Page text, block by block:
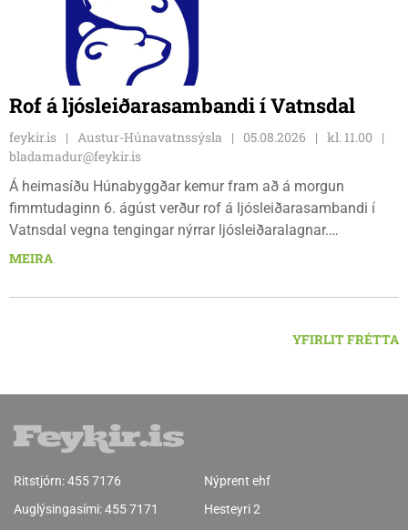
Rof á ljósleiðarasambandi í Vatnsdal
feykir.is Austur-Húnavatnssýsla 05.08.2026
kl. 11.00
bladamadur@feykir.is
Á heimasíðu Húnabyggðar kemur fram að á morgun
fimmtudaginn 6. ágúst verður rof á ljósleiðarasambandi í
Vatnsdal vegna tengingar nýrrar ljósleiðaralagnar.
Ljósleiðarasambandið verður rofið á morgun fimmtudag
MEIRA
YFIRLIT FRÉTTA
Ritstjórn:455 7176
Auglýsingasími:455 7171
Nýprent ehf
Hesteyri 2